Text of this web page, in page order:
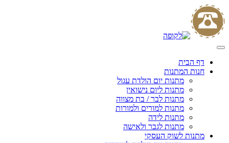
Skip
to
content
דף הבית
חנות המתנות
מתנות יום הולדת עגול
מתנות ליום נישואין
מתנות לבר / בת מצווה
מתנות למורים ולמורות
מתנות לידה
מתנות לגבר ולאישה
מתנות לשוק העסקי